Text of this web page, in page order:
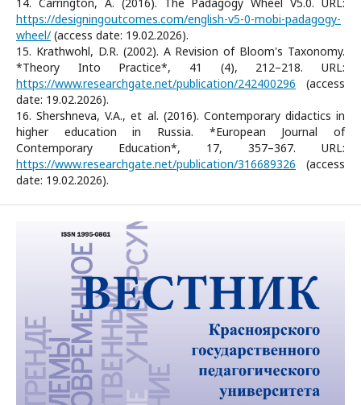
https://designingoutcomes.com/english-v5-0-mobi-padagogy-
wheel/ (access date: 19.02.2026).
15. Krathwohl, D.R. (2002). A Revision of Bloom's Taxonomy.
*Theory Into Practice*, 41 (4), 212–218. URL:
https://www.researchgate.net/publication/242400296 (access
date: 19.02.2026).
16. Shershneva, V.A., et al. (2016). Contemporary didactics in
higher education in Russia. *European Journal of
Contemporary Education*, 17, 357–367. URL:
https://www.researchgate.net/publication/316689326 (access
date: 19.02.2026).